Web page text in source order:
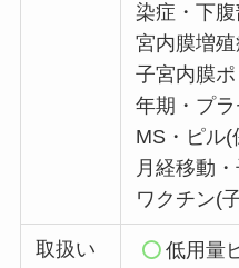
染症・下
宮内膜増
子宮内膜
年期・プ
MS・ピル(
月経移動
ワクチン(
取扱い
低用量